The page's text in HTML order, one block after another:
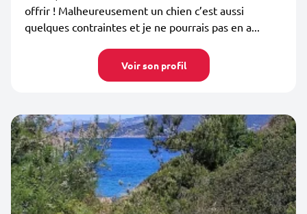
offrir ! Malheureusement un chien c’est aussi
quelques contraintes et je ne pourrais pas en a...
Voir son profil